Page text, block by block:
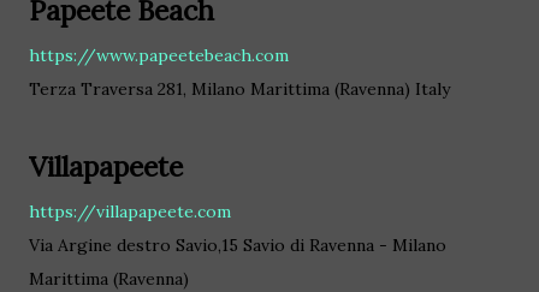
Papeete Beach
https://www.papeetebeach.com
Terza Traversa 281, Milano Marittima (Ravenna) Italy
Villapapeete
https://villapapeete.com
Via Argine destro Savio,15 Savio di Ravenna - Milano
Marittima (Ravenna)